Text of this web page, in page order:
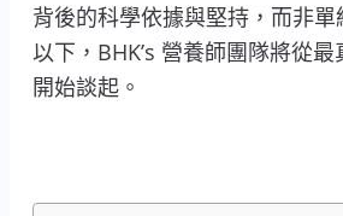
背後的科學依據與堅持，而非單
以下，BHK’s 營養師團隊將從
開始談起。